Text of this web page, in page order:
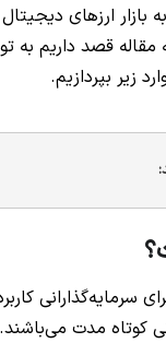
بازار ارزهای
قصد داریم به
زیر بپردازیم.
سرمایه‌گذارانی
کوتاه مدت می‌باشند.